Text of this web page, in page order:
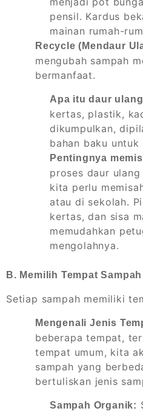
pensil. Kardus
mainan rumah-
Recycle (Mendaur
mengubah sampah
bermanfaat.
Apa itu daur
kertas, plastik,
dikumpulkan,
bahan baku
Pentingnya
proses daur
kita perlu
atau di sekolah.
kertas, dan sisa
memudahkan
mengolahnya.
B. Memilih Tempat
Setiap sampah memiliki
Mengenali Jenis
beberapa tempat,
tempat umum, kita
sampah yang
bertuliskan jenis
Sampah Organik: